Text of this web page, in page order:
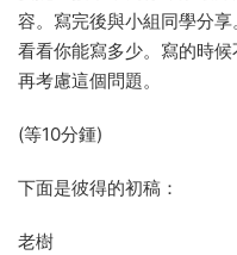
容。寫完後與小組同學分
看看你能寫多少。寫的時
再考慮這個問題。
(等10分鍾)
下面是彼得的初稿：
老樹